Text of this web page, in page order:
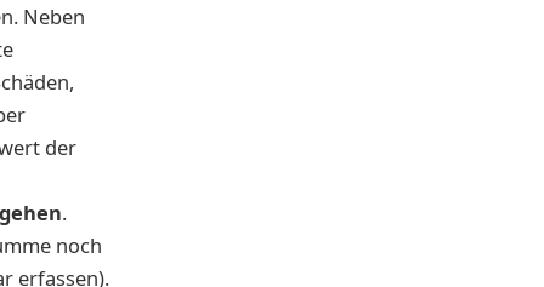
Neben
der
.
noch
erfassen).